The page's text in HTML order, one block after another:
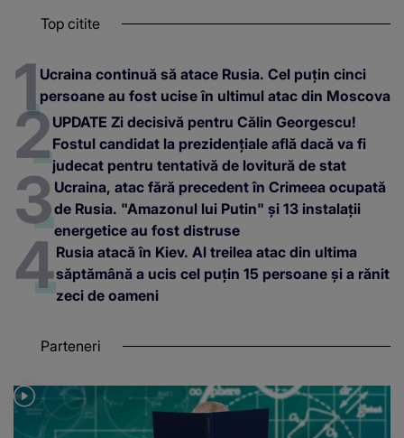
Top citite
Ucraina continuă să atace Rusia. Cel puțin cinci
persoane au fost ucise în ultimul atac din Moscova
UPDATE Zi decisivă pentru Călin Georgescu!
Fostul candidat la prezidențiale află dacă va fi
judecat pentru tentativă de lovitură de stat
Ucraina, atac fără precedent în Crimeea ocupată
de Rusia. "Amazonul lui Putin" și 13 instalații
energetice au fost distruse
Rusia atacă în Kiev. Al treilea atac din ultima
săptămână a ucis cel puțin 15 persoane și a rănit
zeci de oameni
Parteneri